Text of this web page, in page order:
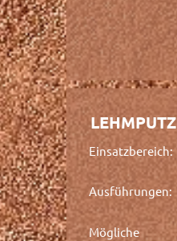
LEHMPUTZ
Einsatzbereich:
Ausführungen:
Mögliche